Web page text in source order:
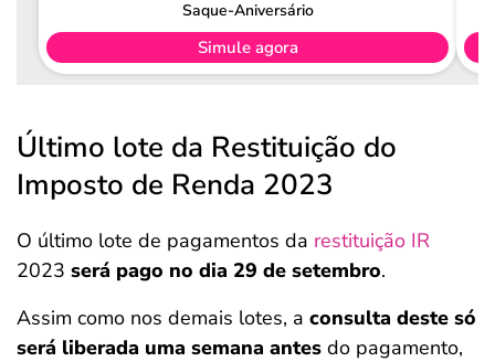
Saque-Aniversário
Simule agora
Último lote da Restituição do
Imposto de Renda 2023
O último lote de pagamentos da restituição IR
2023 será pago no dia 29 de setembro.
Assim como nos demais lotes, a consulta deste só
será liberada uma semana antes do pagamento,